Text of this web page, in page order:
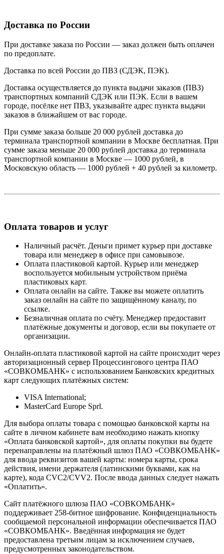
Доставка по России
При доставке заказа по России — заказ должен быть оплачен
по предоплате.
Доставка по всей России до ПВЗ (СДЭК, ПЭК).
Доставка осуществляется до пункта выдачи заказов (ПВЗ)
транспортных компаний СДЭК или ПЭК. Если в вашем
городе, посёлке нет ПВЗ, указывайте адрес пункта выдачи
заказов в ближайшем от вас городе.
При сумме заказа больше 20 000 рублей доставка до
терминала транспортной компании в Москве бесплатная. При
сумме заказа меньше 20 000 рублей доставка до терминала
транспортной компании в Москве — 1000 рублей, в
Московскую область — 1000 рублей + 40 рублей за километр.
Оплата товаров и услуг
Наличный расчёт. Деньги примет курьер при доставке
товара или менеджер в офисе при самовывозе.
Оплата пластиковой картой. Курьер или менеджер
воспользуется мобильным устройством приёма
пластиковых карт.
Оплата онлайн на сайте. Также вы можете оплатить
заказ онлайн на сайте по защищённому каналу, по
ссылке.
Безналичная оплата по счёту. Менеджер предоставит
платёжные документы и договор, если вы покупаете от
организации.
Онлайн-оплата пластиковой картой на сайте происходит через
авторизационный сервер Процессингового центра ПАО
«СОВКОМБАНК» с использованием Банковских кредитных
карт следующих платёжных систем:
VISA International;
MasterCard Europe Sprl.
Для выбора оплаты товара с помощью банковской карты на
сайте в личном кабинете вам необходимо нажать кнопку
«Оплата банковской картой», для оплаты покупки вы будете
перенаправлены на платёжный шлюз ПАО «СОВКОМБАНК»
для ввода реквизитов вашей карты: номера карты, срока
действия, имени держателя (латинскими буквами, как на
карте), кода CVC2/CVV2. После ввода данных следует нажать
«Оплатить».
Сайт платёжного шлюза ПАО «СОВКОМБАНК»
поддерживает 258-битное шифрование. Конфиденциальность
сообщаемой персональной информации обеспечивается ПАО
«СОВКОМБАНК». Введённая информация не будет
предоставлена третьим лицам за исключением случаев,
предусмотренных законодательством.